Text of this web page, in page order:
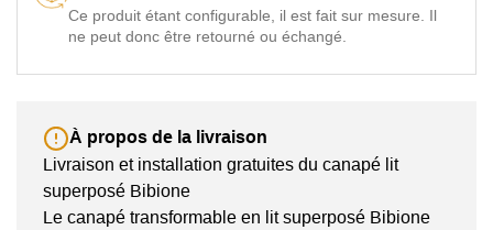
Ce produit étant configurable, il est fait sur mesure. Il
ne peut donc être retourné ou échangé.
À propos de la livraison
Livraison et installation gratuites du canapé lit
superposé Bibione
Le canapé transformable en lit superposé Bibione